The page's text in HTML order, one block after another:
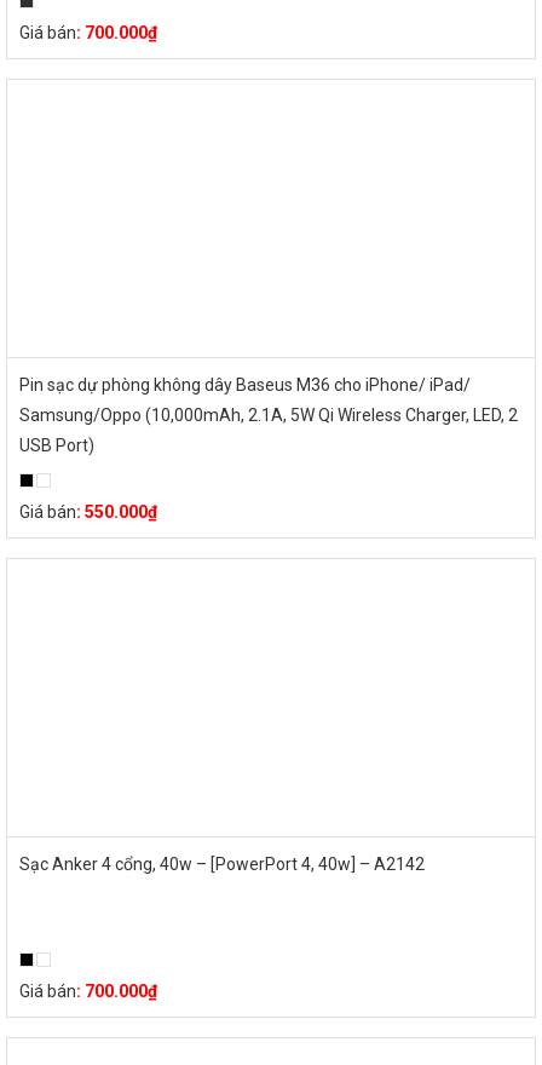
Giá bán: 700.000₫
Pin sạc dự phòng không dây Baseus M36 cho iPhone/ iPad/
Samsung/Oppo (10,000mAh, 2.1A, 5W Qi Wireless Charger, LED, 2
USB Port)
Giá bán: 550.000₫
Sạc Anker 4 cổng, 40w – [PowerPort 4, 40w] – A2142
Giá bán: 700.000₫